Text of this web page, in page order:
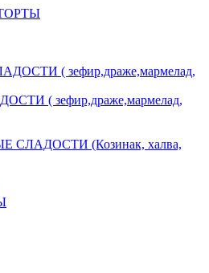
( зефир,драже,мармелад,
СЛАДОСТИ (Козинак, халва,